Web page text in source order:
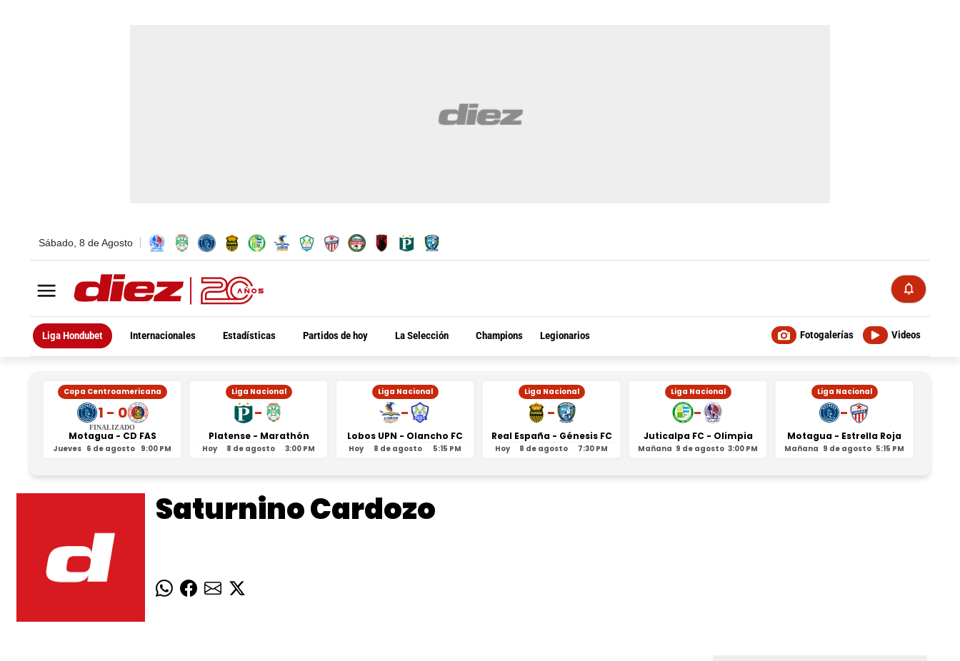
Sábado, 8 de Agosto
Liga Hondubet Internacionales Estadísticas Partidos de hoy La Selección Champions Legionarios Videos
Fotogalerías
Copa Centroamericana
1 - 0
FINALIZADO
Motagua - CD FAS
Jueves 6 de agosto 9:00 PM
Liga Nacional
-
Platense - Marathón
Hoy 8 de agosto 3:00 PM
Liga Nacional
-
Lobos UPN - Olancho FC
Hoy 8 de agosto 5:15 PM
Liga Nacional
-
Real España - Génesis FC
Hoy 8 de agosto 7:30 PM
Liga Nacional
-
Juticalpa FC - Olimpia
Mañana 9 de agosto 3:00 PM
Liga Nacional
-
Motagua - Estrella Roja
Mañana 9 de agosto 5:15 PM
Saturnino Cardozo